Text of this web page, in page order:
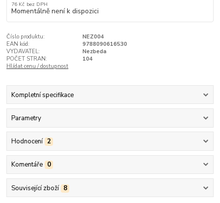
76 Kč bez DPH
Momentálně není k dispozici
Číslo produktu:
NEZ004
EAN kód:
9788090616530
VYDAVATEL:
Nezbeda
POČET STRAN:
104
Hlídat cenu / dostupnost
Kompletní specifikace
Parametry
Hodnocení 2
Komentáře 0
Související zboží 8